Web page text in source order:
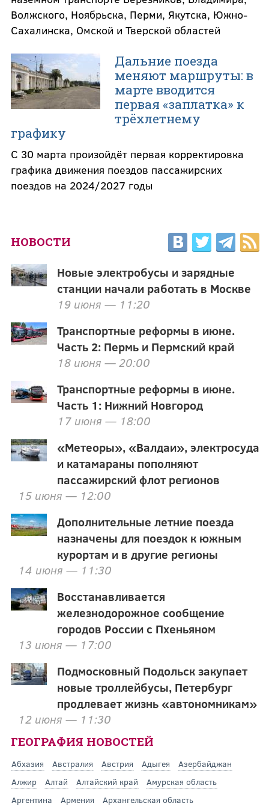
Волжского, Ноябрьска, Перми, Якутска, Южно-
Сахалинска, Омской и Тверской областей
Дальние поезда
меняют маршруты: в
марте вводится
первая «заплатка» к
трёхлетнему
графику
С 30 марта произойдёт первая корректировка
графика движения поездов пассажирских
поездов на 2024/2027 годы
НОВОСТИ
Новые электробусы и зарядные
станции начали работать в Москве
19 июня — 11:20
Транспортные реформы в июне.
Часть 2: Пермь и Пермский край
18 июня — 20:00
Транспортные реформы в июне.
Часть 1: Нижний Новгород
17 июня — 18:00
«Метеоры», «Валдаи», электросуда
и катамараны пополняют
пассажирский флот регионов
15 июня — 12:00
Дополнительные летние поезда
назначены для поездок к южным
курортам и в другие регионы
14 июня — 11:30
Восстанавливается
железнодорожное сообщение
городов России с Пхеньяном
13 июня — 17:00
Подмосковный Подольск закупает
новые троллейбусы, Петербург
продлевает жизнь «автономникам»
12 июня — 11:30
ГЕОГРАФИЯ НОВОСТЕЙ
Абхазия Австралия Австрия Адыгея
Азербайджан
Алжир
Алтай Алтайский край
Амурская область
Аргентина
Армения
Архангельская область